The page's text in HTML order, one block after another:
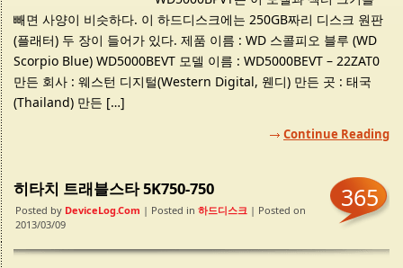
빼면 사양이 비슷하다. 이 하드디스크에는 250GB짜리 디스크 원판
(플래터) 두 장이 들어가 있다. 제품 이름 : WD 스콜피오 블루 (WD
Scorpio Blue) WD5000BEVT 모델 이름 : WD5000BEVT – 22ZAT0
만든 회사 : 웨스턴 디지털(Western Digital, 웬디) 만든 곳 : 태국
(Thailand) 만든 […]
Continue Reading
히타치 트래블스타 5K750-750
Posted by DeviceLog.com | Posted in 하드디스크 | Posted on
2013/03/09
365